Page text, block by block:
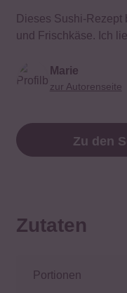
Dieses Sushi-
und Frischkäse. Ich
Marie
zur Autorenseite
Zu den
Zutaten
Portionen